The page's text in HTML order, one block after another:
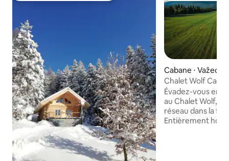
Cabane ⋅ Važec
Chalet Wolf
Tatras
Évadez-vous en
au Chalet Wolf,
réseau dans la
Entièrement hors